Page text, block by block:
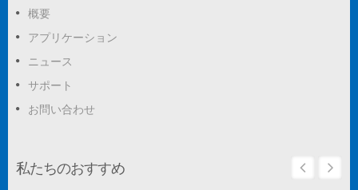
概要
アプリケーション
ニュース
サポート
お問い合わせ
私たちのおすすめ